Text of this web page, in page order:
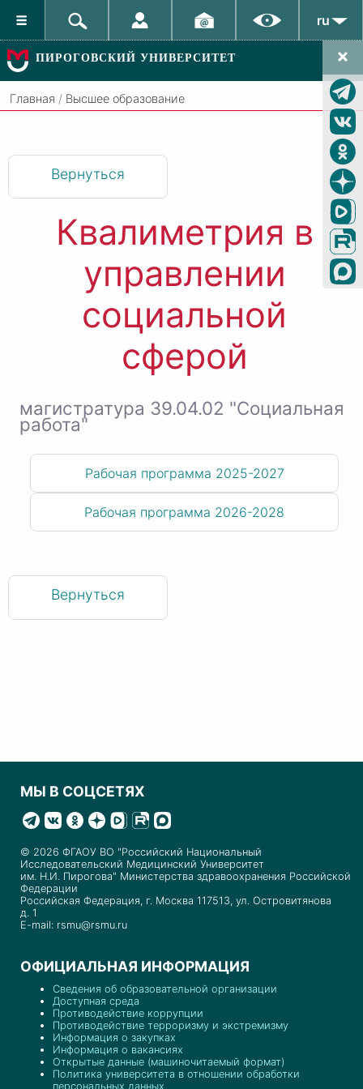
ru
ПИРОГОВСКИЙ УНИВЕРСИТЕТ
Главная / Высшее образование
Вернуться
Квалиметрия в
управлении
социальной
сферой
магистратура 39.04.02 "Социальная
работа"
Рабочая программа 2025-2027
Рабочая программа 2026-2028
Вернуться
МЫ В СОЦСЕТЯХ
© 2026 ФГАОУ ВО "Российский Национальный
Исследовательский Медицинский Университет
им. Н.И. Пирогова" Министерства здравоохранения Российской
Федерации
Российская Федерация, г. Москва 117513, ул. Островитянова
д. 1
E-mail: rsmu@rsmu.ru
ОФИЦИАЛЬНАЯ ИНФОРМАЦИЯ
Сведения об образовательной организации
Доступная среда
Противодействие коррупции
Противодействие терроризму и экстремизму
Информация о закупках
Информация о вакансиях
Открытые данные (машиночитаемый формат)
Политика университета в отношении обработки
персональных данных